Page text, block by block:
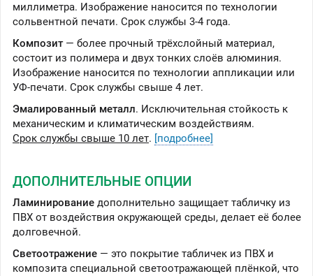
миллиметра. Изображение наносится по технологии
сольвентной печати. Срок службы 3-4 года.
Композит— более прочный трёхслойный материал,
состоит из полимера и двух тонких слоёв алюминия.
Изображение наносится по технологии аппликации или
УФ-печати. Срок службы свыше 4 лет.
Эмалированный металл. Исключительная стойкость к
механическим и климатическим воздействиям.
Срок службы свыше 10 лет. [подробнее]
ДОПОЛНИТЕЛЬНЫЕ ОПЦИИ
Ламинирование дополнительно защищает табличку из
ПВХ от воздействия окружающей среды, делает её более
долговечной.
Светоотражение — это покрытие табличек из ПВХ и
композита специальной светоотражающей плёнкой, что